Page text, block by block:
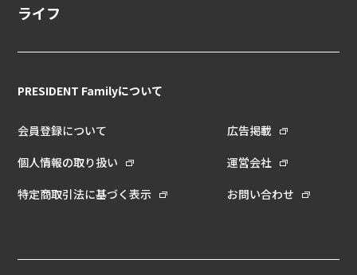
ライフ
PRESIDENT Familyについて
会員登録について
個人情報の取り扱い
特定商取引法に基づく表示
広告掲載
運営会社
お問い合わせ